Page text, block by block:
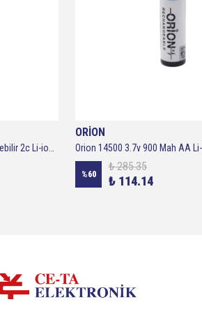
Orion 26650 3.7v 5000mah Şarj Edilebilir 2c Li-ion Pil
ORİON
%60
₺ 285.35
₺ 114.14